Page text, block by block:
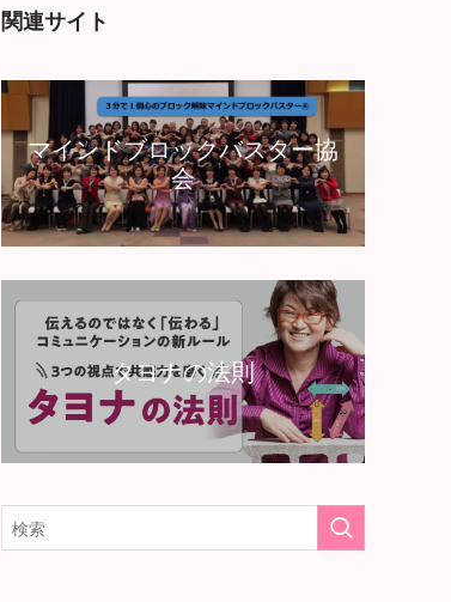
関連サイト
マインドブロックバスター協
会
タヨナの法則